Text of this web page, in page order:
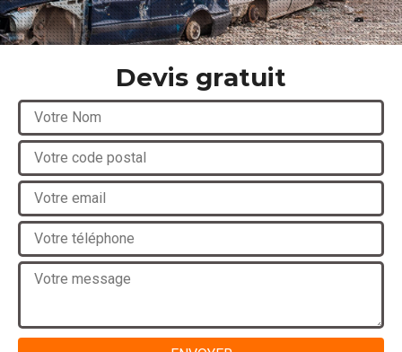
Devis gratuit